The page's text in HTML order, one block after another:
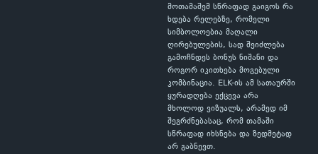
მოთამაშემ სწრაფად გაიგოს რა
ხდება რელებზე, რომელი
სიმბოლოებია მაღალი
ღირებულების, სად შეიძლება
გამოჩნდეს ბონუს ნიშანი და
როგორ იკითხება მოგებული
კომბინაცია. ELK-ის ამ სათაურში
ყურადღება ექცევა არა
მხოლოდ ვიზუალს, არამედ იმ
შეგრძნებასაც, რომ თამაში
სწრაფად იხსნება და ზედმეტად
არ გაბნევთ.